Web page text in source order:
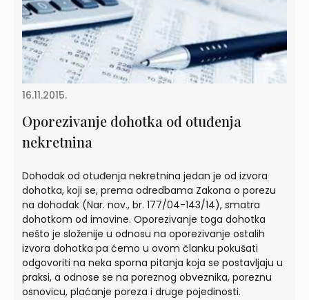
16.11.2015.
Oporezivanje dohotka od otuđenja
nekretnina
Dohodak od otuđenja nekretnina jedan je od izvora
dohotka, koji se, prema odredbama Zakona o porezu
na dohodak (Nar. nov., br. 177/04-143/14), smatra
dohotkom od imovine. Oporezivanje toga dohotka
nešto je složenije u odnosu na oporezivanje ostalih
izvora dohotka pa ćemo u ovom članku pokušati
odgovoriti na neka sporna pitanja koja se postavljaju u
praksi, a odnose se na poreznog obveznika, poreznu
osnovicu, plaćanje poreza i druge pojedinosti.